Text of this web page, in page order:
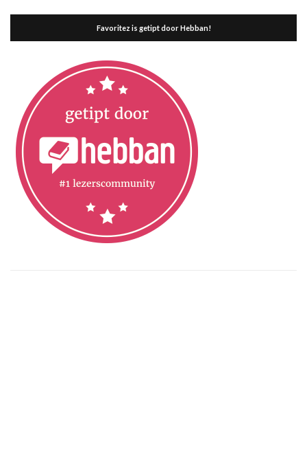
Favoritez is getipt door Hebban!